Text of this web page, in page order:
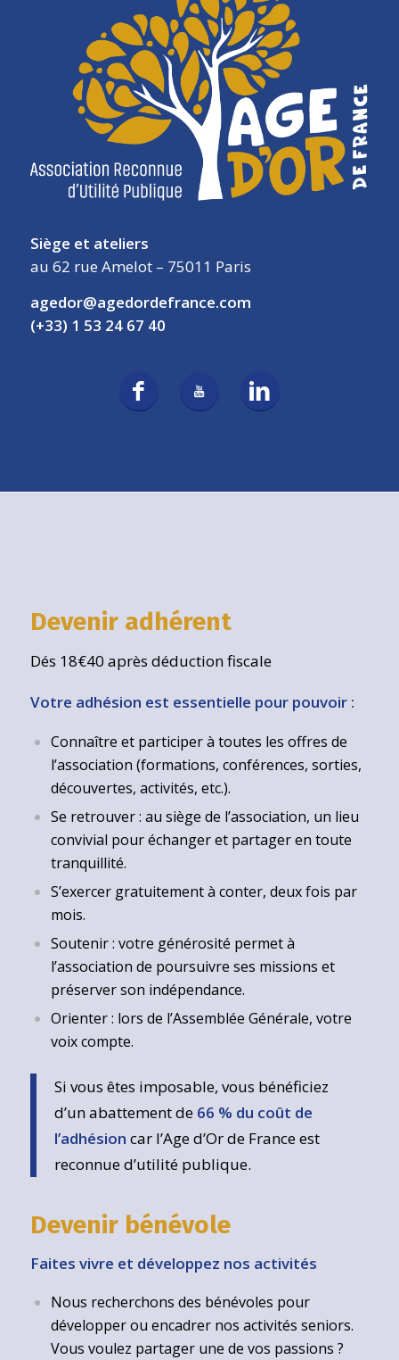
Siège et ateliers
au 62 rue Amelot – 75011 Paris
agedor@agedordefrance.com
(+33) 1 53 24 67 40
Devenir adhérent
Dés 18€40 après déduction fiscale
Votre adhésion est essentielle pour pouvoir :
Connaître et participer à toutes les offres de
l’association (formations, conférences, sorties,
découvertes, activités, etc.).
Se retrouver : au siège de l’association, un lieu
convivial pour échanger et partager en toute
tranquillité.
S’exercer gratuitement à conter, deux fois par
mois.
Soutenir : votre générosité permet à
l’association de poursuivre ses missions et
préserver son indépendance.
Orienter : lors de l’Assemblée Générale, votre
voix compte.
Si vous êtes imposable, vous bénéficiez
d’un abattement de 66 % du coût de
l’adhésion car l’Age d’Or de France est
reconnue d’utilité publique.
Devenir bénévole
Faites vivre et développez nos activités
Nous recherchons des bénévoles pour
développer ou encadrer nos activités seniors.
Vous voulez partager une de vos passions ?